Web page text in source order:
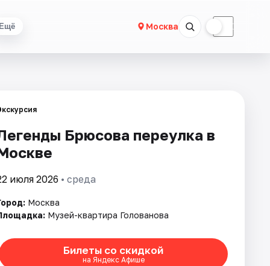
Москва ☾
Брюсова переулка в
июля 2026 • среда
Москва
Музей-квартира Голованова
Билеты со скидкой
на Яндекс Афише